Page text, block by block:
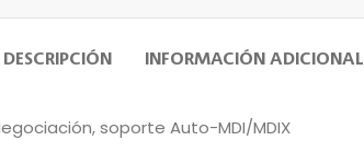
DESCRIPCIÓN INFORMACIÓN ADICIONAL
soporte Auto-MDI/MDIX